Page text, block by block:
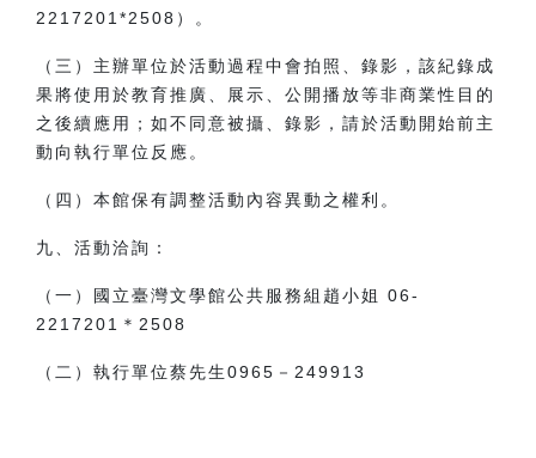
2217201*2508 ）。
（三）主辦單位於活動過程中會拍照、錄影，該紀錄成
果將使用於教育推廣、展示、公開播放等非商業性目的
之後續應用；如不同意被攝、錄影，請於活動開始前主
動向執行單位反應。
（四）本館保有調整活動內容異動之權利。
九、活動洽詢：
（一）國立臺灣文學館公共服務組趙小姐 06-
2217201＊ 2508
（二）執行單位蔡先生0965 － 249913